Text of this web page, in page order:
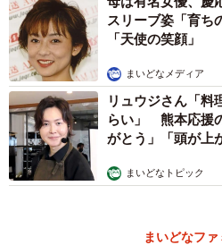
スリーブ姿「育ち
「天使の笑顔」
まいどなメディア
リュウジさん「料
らい」 熊本応援
がとう」「頭が上
まいどなトピック
まいどなフ